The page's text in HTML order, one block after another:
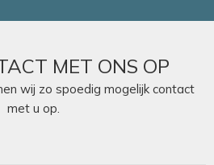
MET ONS OP
wij zo spoedig mogelijk contact
met u op.